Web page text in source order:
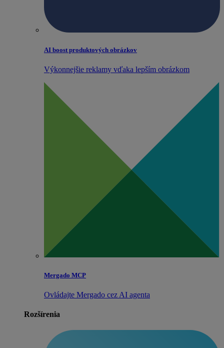
AI boost produktových obrázkov
Výkonnejšie reklamy vďaka lepším obrázkom
Mergado MCP
Ovládajte Mergado cez AI agenta
Rozšírenia